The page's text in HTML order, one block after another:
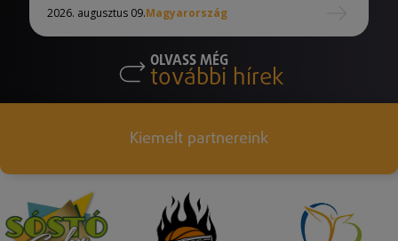
2026. augusztus 09.Magyarország
OLVASS MÉG
további hírek
Kiemelt partnereink